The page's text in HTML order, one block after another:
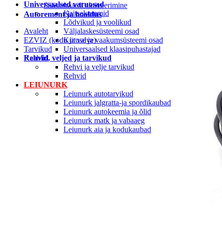
Universaalsed varuosad
Kaitsekummid
Lõdvikud ja voolikud
Väljalaskesüsteemi osad
Kütuse ja vaakumsüsteemi osad
Universaalsed klaasipuhastajad
Rehvid, veljed ja tarvikud
Rehvi ja velje tarvikud
Rehvid
LEIUNURK
Leiunurk autotarvikud
Leiunurk jalgratta-ja spordikaubad
Leiunurk autokeemia ja õlid
Leiunurk matk ja vabaaeg
Leiunurk aia ja kodukaubad
Säästukaardi aktiveerimine
Autoremont ja hooldus
Avaleht
EZVIZ (kodu ja valve)
Tarvikud
Kaablid